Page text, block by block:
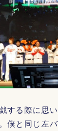
する際に思
僕と同じ左